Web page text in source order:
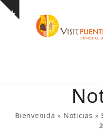
Skip
Show
Bienvenida » Noticias »